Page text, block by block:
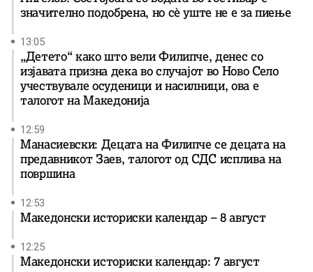
значително подобрена, но сè уште не е за пиење
13:05
„Детето“ како што вели Филипче, денес со
изјавата призна дека во случајот во Ново Село
учествувале осуденици и насилници, ова е
талогот на Македонија
12:59
Манасиевски: Децата на Филипче се децата на
предавникот Заев, талогот од СДС исплива на
површина
12:53
Македонски историски календар – 8 август
12:25
Македонски историски календар: 7 август